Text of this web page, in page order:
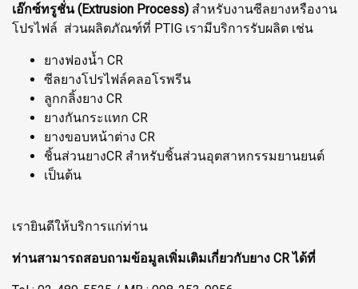
เอ๊กซ์ทรูชั่น (Extrusion Process) สำหรับงานซีลยางหรืองาน
โปรไฟล์ ส่วนผลิตภัณฑ์ที่ PTIG เรามีบริการรับผลิต เช่น
ยางฟองน้ำ CR
ซีลยางโปรไฟล์คลอโรพรีน
ลูกกลิ้งยาง CR
ยางกันกระแทก CR
ยางขอบหน้าต่าง CR
ชิ้นส่วนยางCR สำหรับชิ้นส่วนอุตสาหกรรมยานยนต์
เป็นต้น
เรายินดีให้บริการแก่ท่าน
ท่านสามารถสอบถามข้อมูลเพิ่มเติมเกี่ยวกับยาง CR ได้ที่